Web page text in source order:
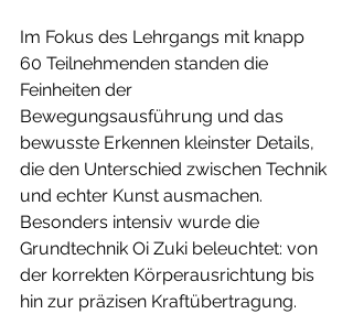
Im Fokus des Lehrgangs mit knapp
60 Teilnehmenden standen die
Feinheiten der
Bewegungsausführung und das
bewusste Erkennen kleinster Details,
die den Unterschied zwischen Technik
und echter Kunst ausmachen.
Besonders intensiv wurde die
Grundtechnik Oi Zuki beleuchtet: von
der korrekten Körperausrichtung bis
hin zur präzisen Kraftübertragung.